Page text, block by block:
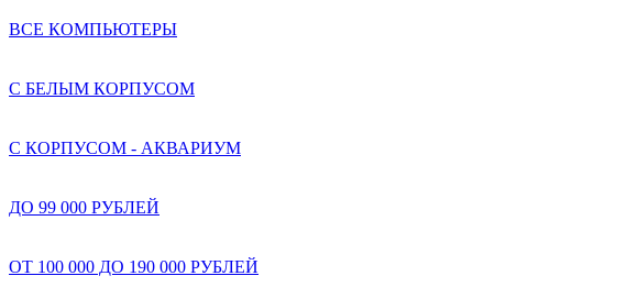
ВСЕ КОМПЬЮТЕРЫ
С БЕЛЫМ КОРПУСОМ
С КОРПУСОМ - АКВАРИУМ
ДО 99 000 РУБЛЕЙ
ОТ 100 000 ДО 190 000 РУБЛЕЙ